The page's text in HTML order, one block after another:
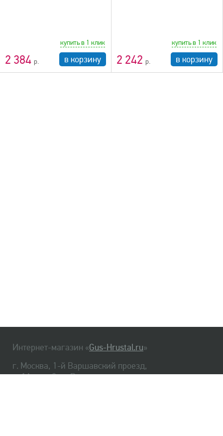
2 384
купить в 1 клик
в корзину 2 242
купить в 1 клик
в корзину
Интернет-магазин «Gus-Hrustal.ru»
г. Москва, 1-й Варшавский проезд,
д. 1А, стр. 3, м. Варшавская